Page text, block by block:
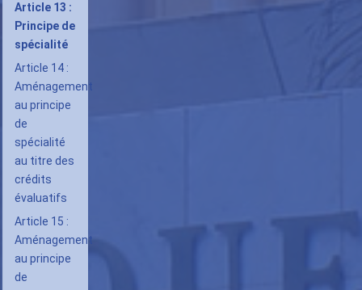
Article 13 :
Principe de
spécialité
Article 14 :
Aménagement
au principe
de
spécialité
au titre des
crédits
évaluatifs
Article 15 :
Aménagement
au principe
de